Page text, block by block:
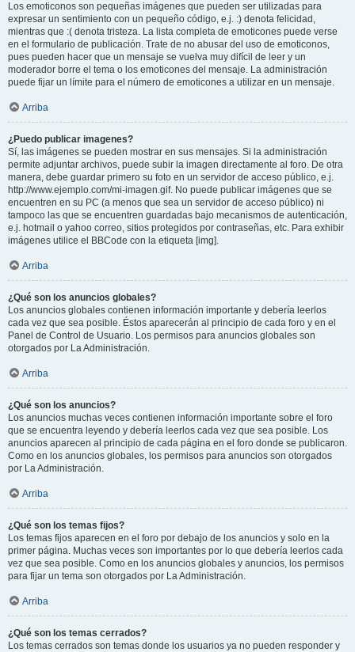
Los emoticonos son pequeñas imágenes que pueden ser utilizadas para
expresar un sentimiento con un pequeño código, e.j. :) denota felicidad,
mientras que :( denota tristeza. La lista completa de emoticones puede verse
en el formulario de publicación. Trate de no abusar del uso de emoticonos,
pues pueden hacer que un mensaje se vuelva muy difícil de leer y un
moderador borre el tema o los emoticones del mensaje. La administración
puede fijar un límite para el número de emoticones a utilizar en un mensaje.
Arriba
¿Puedo publicar imagenes?
Sí, las imágenes se pueden mostrar en sus mensajes. Si la administración
permite adjuntar archivos, puede subir la imagen directamente al foro. De otra
manera, debe guardar primero su foto en un servidor de acceso público, e.j.
http://www.ejemplo.com/mi-imagen.gif. No puede publicar imágenes que se
encuentren en su PC (a menos que sea un servidor de acceso público) ni
tampoco las que se encuentren guardadas bajo mecanismos de autenticación,
e.j. hotmail o yahoo correo, sitios protegidos por contraseñas, etc. Para exhibir
imágenes utilice el BBCode con la etiqueta [img].
Arriba
¿Qué son los anuncios globales?
Los anuncios globales contienen información importante y debería leerlos
cada vez que sea posible. Éstos aparecerán al principio de cada foro y en el
Panel de Control de Usuario. Los permisos para anuncios globales son
otorgados por La Administración.
Arriba
¿Qué son los anuncios?
Los anuncios muchas veces contienen información importante sobre el foro
que se encuentra leyendo y debería leerlos cada vez que sea posible. Los
anuncios aparecen al principio de cada página en el foro donde se publicaron.
Como en los anuncios globales, los permisos para anuncios son otorgados
por La Administración.
Arriba
¿Qué son los temas fijos?
Los temas fijos aparecen en el foro por debajo de los anuncios y solo en la
primer página. Muchas veces son importantes por lo que debería leerlos cada
vez que sea posible. Como en los anuncios globales y anuncios, los permisos
para fijar un tema son otorgados por La Administración.
Arriba
¿Qué son los temas cerrados?
Los temas cerrados son temas donde los usuarios ya no pueden responder y